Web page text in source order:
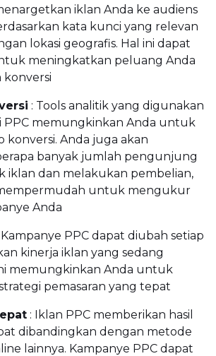
iklan Anda ke audiens
kata kunci yang relevan
lokasi geografis. Hal ini dapat
meningkatkan peluang Anda
: Tools analitik yang digunakan
PPC memungkinkan Anda untuk
konversi. Anda juga akan
banyak jumlah pengunjung
iklan dan melakukan pembelian,
untuk mengukur
Anda
Kampanye PPC dapat diubah setiap
kinerja iklan yang sedang
memungkinkan Anda untuk
pemasaran yang tepat
: Iklan PPC memberikan hasil
dibandingkan dengan metode
lainnya. Kampanye PPC dapat